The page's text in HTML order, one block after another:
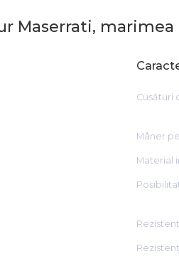
Maserrati, marimea
Cusături
Mâner
Material